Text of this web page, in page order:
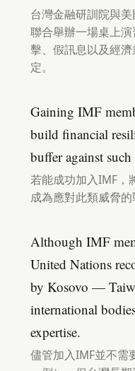
台灣金融研訓院與
聯合舉辦一場桌上
擊、假訊息以及經
定。
Gaining IMF
build financial
buffer against such
若能成功加入IMF，
成為應對此類威脅的
Although IMF
United Nations
by Kosovo —
international
expertise.
儘管加入IMF並不需